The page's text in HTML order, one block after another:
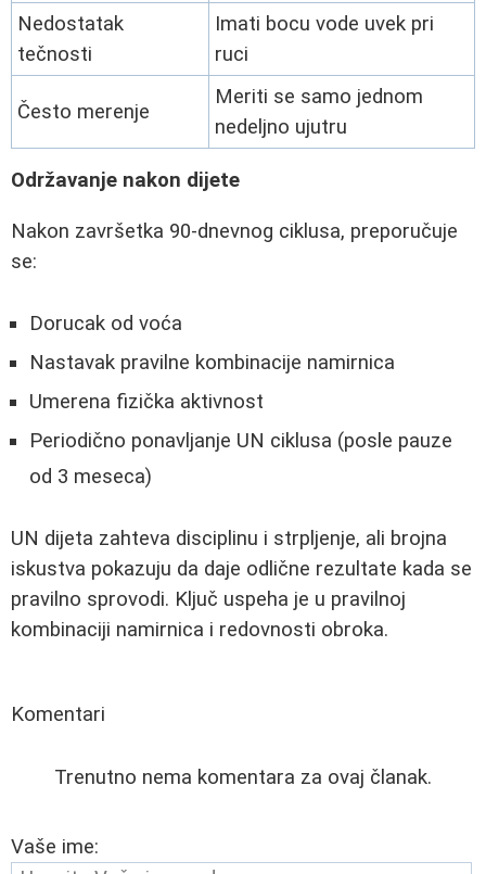
Nedostatak
tečnosti
Imati bocu vode uvek pri
ruci
Često merenje
Meriti se samo jednom
nedeljno ujutru
Održavanje nakon dijete
Nakon završetka 90-dnevnog ciklusa, preporučuje
se:
Dorucak od voća
Nastavak pravilne kombinacije namirnica
Umerena fizička aktivnost
Periodično ponavljanje UN ciklusa (posle pauze
od 3 meseca)
UN dijeta zahteva disciplinu i strpljenje, ali brojna
iskustva pokazuju da daje odlične rezultate kada se
pravilno sprovodi. Ključ uspeha je u pravilnoj
kombinaciji namirnica i redovnosti obroka.
Komentari
Trenutno nema komentara za ovaj članak.
Vaše ime: